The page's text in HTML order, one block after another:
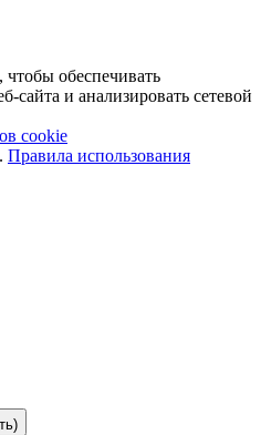
обеспечивать
сайта и анализировать сетевой
cookie
Правила использования